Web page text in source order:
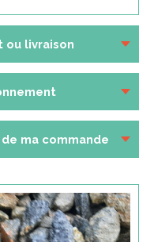
ou livraison
ma commande